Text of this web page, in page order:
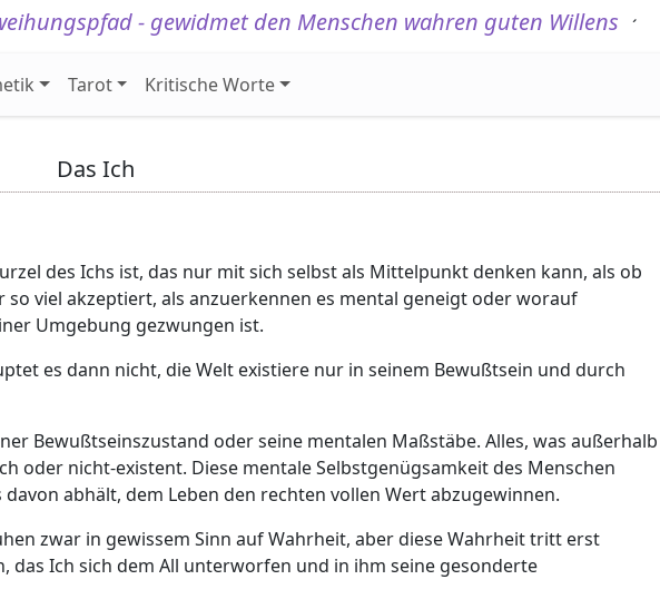
- gewidmet den Menschen wahren guten Willens ´
Tarot Kritische Worte
Das Ich
des Ichs ist, das nur mit sich selbst als Mittelpunkt denken kann, als ob
so viel akzeptiert, als anzuerkennen es mental geneigt oder worauf
Umgebung gezwungen ist.
es dann nicht, die Welt existiere nur in seinem Bewußtsein und durch
Bewußtseinszustand oder seine mentalen Maßstäbe. Alles, was außerhalb
oder nicht-existent. Diese mentale Selbstgenügsamkeit des Menschen
abhält, dem Leben den rechten vollen Wert abzugewinnen.
zwar in gewissem Sinn auf Wahrheit, aber diese Wahrheit tritt erst
das Ich sich dem All unterworfen und in ihm seine gesonderte